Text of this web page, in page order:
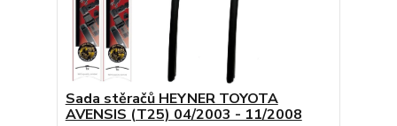
Sada stěračů HEYNER TOYOTA
AVENSIS (T25) 04/2003 - 11/2008